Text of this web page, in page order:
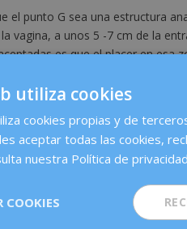
el punto G sea una estructura
vagina, a unos 5 -7 cm de la
es que el placer en esa
la rodean.
el clítoris?
sexual y el placer. Además,
y favorecer mecanismos
y el orgasmo clitoriano?
utiliza cookies
cookies propias y de
aceptar todas las cookies,
nuestra Política de
COOKIES